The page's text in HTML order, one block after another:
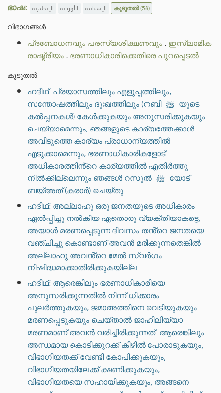
ഭാഷ: الإنجليزية الأوردية الإسبانية കൂടുതൽ(58)
വിഭാഗങ്ങൾ
പ്രബോധനവും പരസ്യശിക്ഷണവും.ഇസ്ലാമിക
രാഷ്ട്രീയം.ഭരണാധികാരിക്കെതിരെ പുറപ്പെടൽ
കൂടുതൽ
ഹദീഥ്: പ്രയാസത്തിലും എളുപ്പത്തിലും,
സന്തോഷത്തിലും ദുഃഖത്തിലും (നബി -ﷺ- യുടെ
കൽപ്പനകൾ) കേൾക്കുകയും അനുസരിക്കുകയും
ചെയ്യാമെന്നും, ഞങ്ങളുടെ കാര്യത്തേക്കാൾ
അവിടുത്തെ കാര്യം പ്രാധാന്യത്തിൽ
എടുക്കാമെന്നും, ഭരണാധികാരികളോട്
അധികാരത്തിൻ്റെ കാര്യത്തിൽ എതിർത്തു
നിൽക്കില്ലെന്നും ഞങ്ങൾ റസൂൽ -ﷺ- യോട്
ബയ്അത് (കരാർ) ചെയ്തു.
ഹദീഥ്: അല്ലാഹു ഒരു ജനതയുടെ അധികാരം
ഏൽപ്പിച്ചു നൽകിയ ഏതൊരു വ്യക്തിയാകട്ടെ,
അയാൾ മരണപ്പെടുന്ന ദിവസം തൻ്റെ ജനതയെ
വഞ്ചിച്ചു കൊണ്ടാണ് അവൻ മരിക്കുന്നതെങ്കിൽ
അല്ലാഹു അവൻ്റെ മേൽ സ്വർഗം
നിഷിദ്ധമാക്കാതിരിക്കുകയില്ല.
ഹദീഥ്: ആരെങ്കിലും ഭരണാധികാരിയെ
അനുസരിക്കുന്നതിൽ നിന്ന് ധിക്കാരം
പുലർത്തുകയും, ജമാഅത്തിനെ വെടിയുകയും
മരണപ്പെടുകയും ചെയ്താൽ ജാഹിലിയ്യാ
മരണമാണ് അവൻ വരിച്ചിരിക്കുന്നത്. ആരെങ്കിലും
അന്ധമായ കൊടിക്കൂറക്ക് കീഴിൽ പോരാടുകയും,
വിഭാഗീയതക്ക് വേണ്ടി കോപിക്കുകയും,
വിഭാഗീയതയിലേക്ക് ക്ഷണിക്കുകയും,
വിഭാഗീയതയെ സഹായിക്കുകയും, അങ്ങനെ